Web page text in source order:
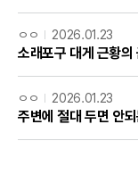
ㅇㅇ 2026.01.23
소래포구 대게 근황
ㅇㅇ 2026.01.23
주변에 절대 두면 안